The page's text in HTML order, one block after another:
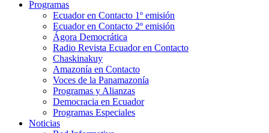
Programas
Ecuador en Contacto 1º emisión
Ecuador en Contacto 2º emisión
Ágora Democrática
Radio Revista Ecuador en Contacto
Chaskinakuy
Amazonía en Contacto
Voces de la Panamazonía
Programas y Alianzas
Democracia en Ecuador
Programas Especiales
Noticias